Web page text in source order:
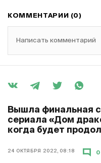
КОММЕНТАРИИ (0)
Написать комментарий
Вышла финальная
сериала «Дом
когда будет
24 ОКТЯБРЯ 2022, 08:18 0